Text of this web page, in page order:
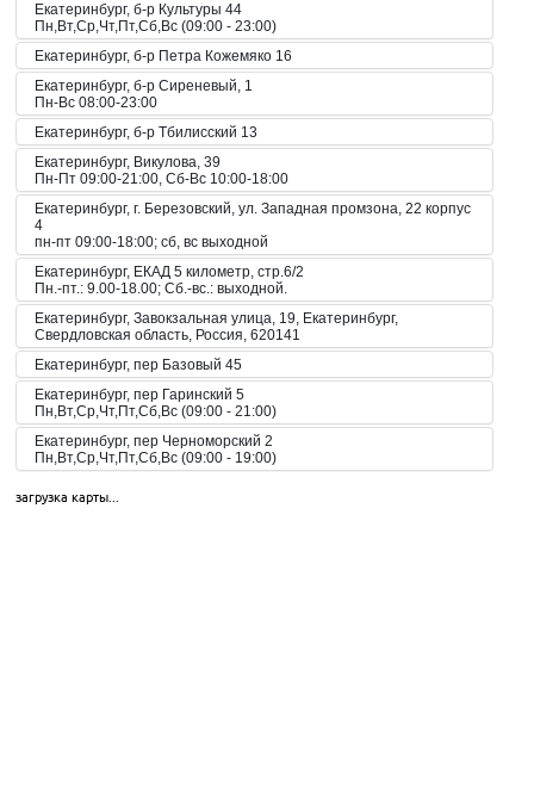
Екатеринбург, б-р Культуры 44
Пн,Вт,Ср,Чт,Пт,Сб,Вс (09:00 - 23:00)
Екатеринбург, б-р Петра Кожемяко 16
Екатеринбург, б-р Сиреневый, 1
Пн-Вс 08:00-23:00
Екатеринбург, б-р Тбилисский 13
Екатеринбург, Викулова, 39
Пн-Пт 09:00-21:00, Сб-Вс 10:00-18:00
Екатеринбург, г. Березовский, ул. Западная промзона, 22 корпус
4
пн-пт 09:00-18:00; сб, вс выходной
Екатеринбург, ЕКАД 5 километр, стр.6/2
Пн.-пт.: 9.00-18.00; Сб.-вс.: выходной.
Екатеринбург, Завокзальная улица, 19, Екатеринбург,
Свердловская область, Россия, 620141
Екатеринбург, пер Базовый 45
Екатеринбург, пер Гаринский 5
Пн,Вт,Ср,Чт,Пт,Сб,Вс (09:00 - 21:00)
Екатеринбург, пер Черноморский 2
Пн,Вт,Ср,Чт,Пт,Сб,Вс (09:00 - 19:00)
Пн-Вс 10:00-20:00
загрузка карты...